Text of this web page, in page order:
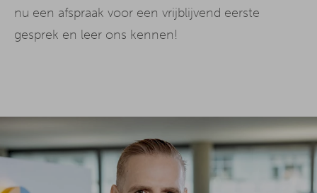
nu een afspraak voor een vrijblijvend eerste
gesprek en leer ons kennen!